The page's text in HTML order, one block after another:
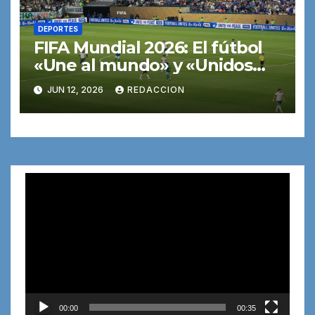
DEPORTES
FIFA Mundial 2026: El fútbol
«Une al mundo» y «Unidos
por la paz» son sus lemas
JUN 12, 2026 REDACCION
00:00 00:35